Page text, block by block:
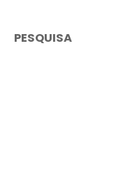
PESQUISA